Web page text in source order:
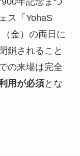
ス「YohaS
金）の両日に
鎖されること
の来場は完全
用が必須とな